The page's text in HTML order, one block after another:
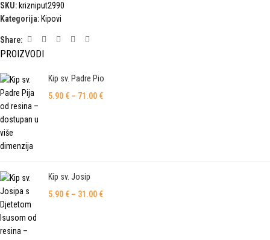
SKU: krizniput2990
Kategorija: Kipovi
Share:
PROIZVODI
Kip sv. Padre Pio
5.90 € – 71.00 €
Kip sv. Josip
5.90 € – 31.00 €